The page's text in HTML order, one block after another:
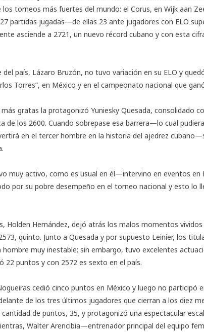
torneos más fuertes del mundo: el Corus, en Wijk aan
partidas jugadas—de ellas 23 ante jugadores con ELO
asciende a 2721, un nuevo récord cubano y con esta
del país, Lázaro Bruzón, no tuvo variación en su ELO y
Torres”, en México y en el campeonato nacional que
gratas la protagonizó Yuniesky Quesada, consolidado
de los 2600. Cuando sobrepase esa barrera—lo cual
en el tercer hombre en la historia del ajedrez
muy activo, como es usual en él—intervino en eventos
por su pobre desempeño en el torneo nacional y esto lo
Holden Hernández, dejó atrás los malos momentos
quinto. Junto a Quesada y por supuesto Leinier, los
hombre muy inestable; sin embargo, tuvo excelentes
22 puntos y con 2572 es sexto en el país.
cedió cinco puntos en México y luego no participó
de los tres últimos jugadores que cierran a los diez
de puntos, 35, y protagonizó una espectacular
Walter Arencibia—entrenador principal del equipo